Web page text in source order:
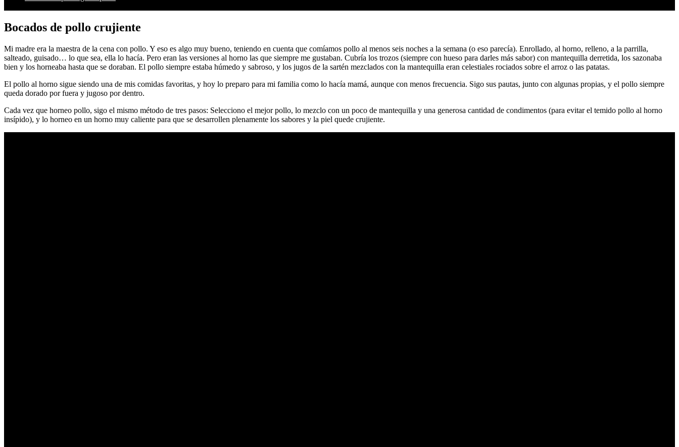
Bocados de pollo crujiente
Mi madre era la maestra de la cena con pollo. Y eso es algo muy bueno, teniendo en cuenta que comíamos pollo al menos seis noches a la semana (o eso parecía). Enrollado, al horno, relleno, a la parrilla,
salteado, guisado… lo que sea, ella lo hacía. Pero eran las versiones al horno las que siempre me gustaban. Cubría los trozos (siempre con hueso para darles más sabor) con mantequilla derretida, los sazonaba
bien y los horneaba hasta que se doraban. El pollo siempre estaba húmedo y sabroso, y los jugos de la sartén mezclados con la mantequilla eran celestiales rociados sobre el arroz o las patatas.
El pollo al horno sigue siendo una de mis comidas favoritas, y hoy lo preparo para mi familia como lo hacía mamá, aunque con menos frecuencia. Sigo sus pautas, junto con algunas propias, y el pollo siempre
queda dorado por fuera y jugoso por dentro.
Cada vez que horneo pollo, sigo el mismo método de tres pasos: Selecciono el mejor pollo, lo mezclo con un poco de mantequilla y una generosa cantidad de condimentos (para evitar el temido pollo al horno
insípido), y lo horneo en un horno muy caliente para que se desarrollen plenamente los sabores y la piel quede crujiente.